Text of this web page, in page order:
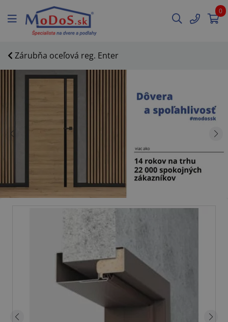
0
Zárubňa oceľová reg. Enter